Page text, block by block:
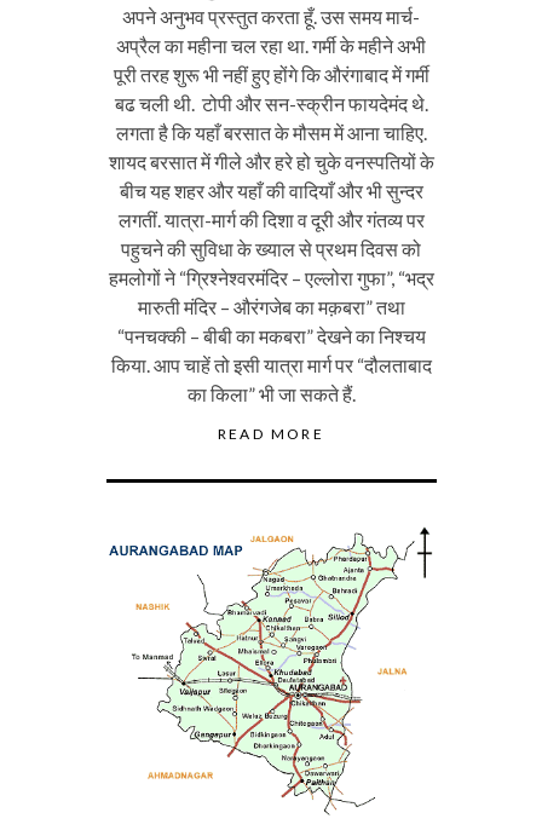
अपने अनुभव प्रस्तुत करता हूँ. उस समय मार्च-
अप्रैल का महीना चल रहा था. गर्मी के महीने अभी
पूरी तरह शुरू भी नहीं हुए होंगे कि औरंगाबाद में गर्मी
बढ चली थी. टोपी और सन-स्क्रीन फायदेमंद थे.
लगता है कि यहाँ बरसात के मौसम में आना चाहिए.
शायद बरसात में गीले और हरे हो चुके वनस्पतियों के
बीच यह शहर और यहाँ की वादियाँ और भी सुन्दर
लगतीं. यात्रा-मार्ग की दिशा व दूरी और गंतव्य पर
पहुचने की सुविधा के ख्याल से प्रथम दिवस को
हमलोगों ने “ग्रिश्नेश्वरमंदिर – एल्लोरा गुफा”, “भद्र
मारुती मंदिर – औरंगजेब का मक़बरा” तथा
“पनचक्की – बीबी का मकबरा” देखने का निश्चय
किया. आप चाहें तो इसी यात्रा मार्ग पर “दौलताबाद
का किला” भी जा सकते हैं.
READ MORE